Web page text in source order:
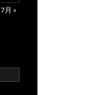
7月 »